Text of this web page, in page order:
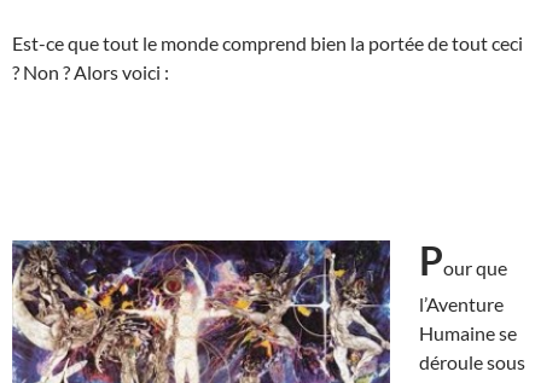
Est-ce que tout le monde comprend bien la portée de tout ceci
? Non ? Alors voici :
Pour que
l’Aventure
Humaine se
déroule sous